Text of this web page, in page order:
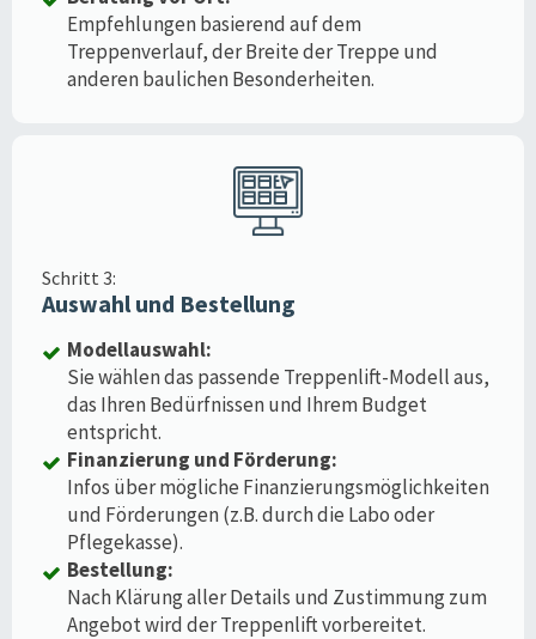
Empfehlungen basierend auf dem
Treppenverlauf, der Breite der Treppe und
anderen baulichen Besonderheiten.
Schritt 3:
Auswahl und Bestellung
Modellauswahl:
Sie wählen das passende Treppenlift-Modell aus,
das Ihren Bedürfnissen und Ihrem Budget
entspricht.
Finanzierung und Förderung:
Infos über mögliche Finanzierungsmöglichkeiten
und Förderungen (z.B. durch die Labo oder
Pflegekasse).
Bestellung:
Nach Klärung aller Details und Zustimmung zum
Angebot wird der Treppenlift vorbereitet.